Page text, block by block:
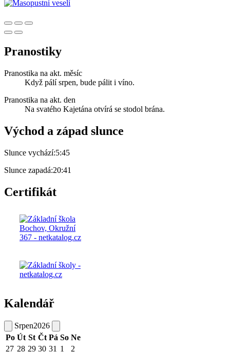
Pranostiky
Pranostika na akt. měsíc
Když pálí srpen, bude pálit i víno.
Pranostika na akt. den
Na svatého Kajetána otvírá se stodol brána.
Východ a západ slunce
Slunce vychází:5:45
Slunce zapadá:20:41
Certifikát
Kalendář
Srpen2026
Po Út St Čt Pá So Ne
27 28 29 30 31 1
2